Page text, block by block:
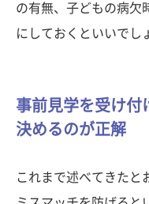
の有無、子どもの病欠
にしておくといいでし
事前見学を受け付
決めるのが正解
これまで述べてきたと